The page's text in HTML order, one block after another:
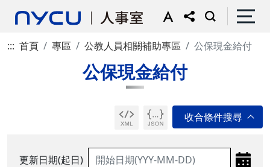
::: 首頁 專區 公教人員相關補助專區 公保現金給付
公保現金給付
更新日期(起日)